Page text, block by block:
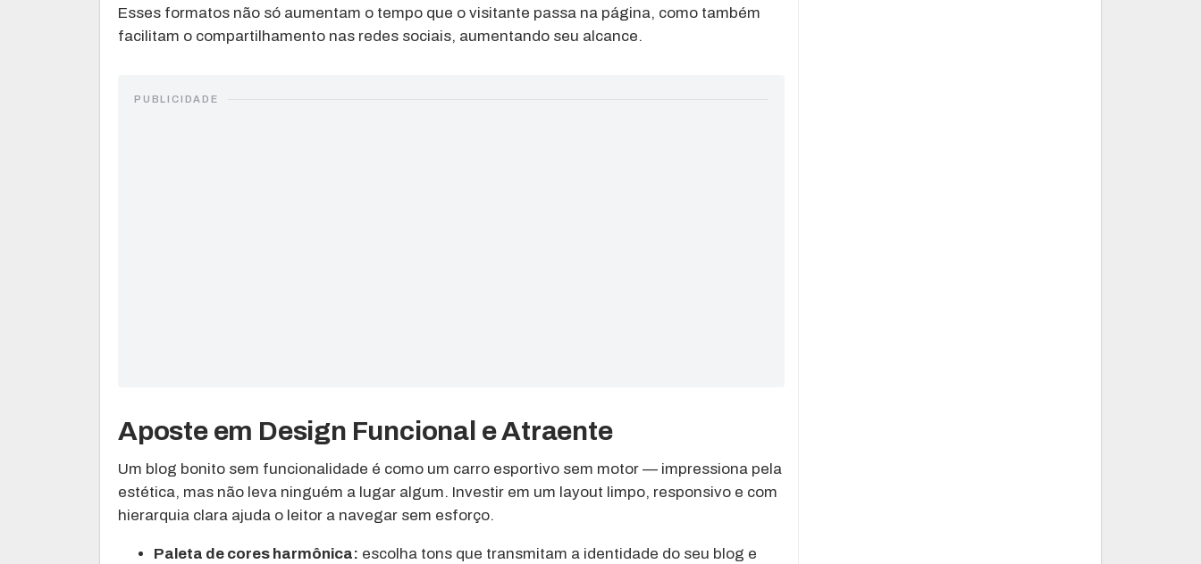
Esses formatos não só aumentam o tempo que o visitante passa na página, como também
facilitam o compartilhamento nas redes sociais, aumentando seu alcance.
PUBLICIDADE
Aposte em Design Funcional e Atraente
Um blog bonito sem funcionalidade é como um carro esportivo sem motor — impressiona pela
estética, mas não leva ninguém a lugar algum. Investir em um layout limpo, responsivo e com
hierarquia clara ajuda o leitor a navegar sem esforço.
Paleta de cores harmônica: escolha tons que transmitam a identidade do seu blog e